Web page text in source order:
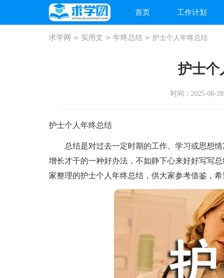
首页 工作计划
求学网 > 实用文 > 年终总结 > 护士个人年终总结
护士个
时间：2025-08-
护士个人年终总结
总结是对过去一定时期的工作、学习或思想情
增长才干的一种好办法，不如静下心来好好写写
家整理的护士个人年终总结，供大家参考借鉴，希